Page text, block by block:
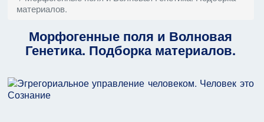
материалов.
Морфогенные поля и Волновая
Генетика. Подборка материалов.